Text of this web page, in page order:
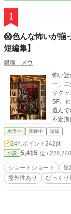
1
😱色んな怖いが揃
短編集】
銀塊 メウ
怖い話
一、二
サクッ
SF、
選んでね！ 投稿はしばらくはちょこち
不定期
ホラー 連載中 短編
24h.ポイント 242pt
小説 5,415 位 /
ショートショート 短
意外性あり
びっくり